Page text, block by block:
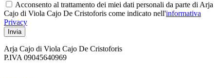
Acconsento al trattamento dei miei dati personali da parte di Arja
Cajo di Viola Cajo De Cristoforis come indicato nell'informativa
Privacy
Invia
Arja Cajo di Viola Cajo De Cristoforis
P.IVA 09045640969